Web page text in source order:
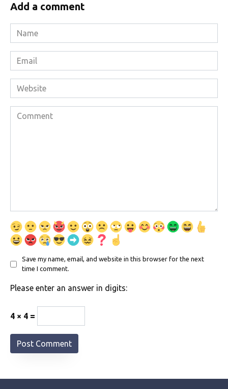
Add a comment
Name
*
Email
*
Website
Comment
Save my name, email, and website in this browser for the next
time I comment.
Please enter an answer in digits:
4 × 4 =